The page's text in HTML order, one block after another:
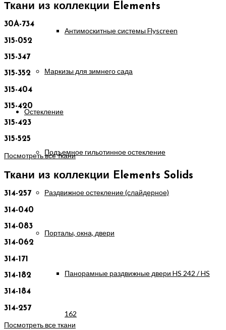
Антимоскитные системы Flyscreen
Маркизы для зимнего сада
Остекление
Подъемное гильотинное остекление
Раздвижное остекление (слайдерное)
Порталы, окна, двери
Панорамные раздвижные двери HS 242 / HS
162
Ткани из коллекции Elements
30A-734
315-052
315-347
315-352
315-404
315-420
315-423
315-525
Посмотреть все ткани
Ткани из коллекции Elements Solids
314-257
314-040
314-083
314-062
314-171
314-182
314-184
314-257
Посмотреть все ткани